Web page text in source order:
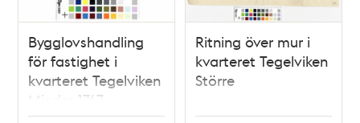
Bygglovshandling
för fastighet i
kvarteret Tegelviken
Mindre 1767
Ritning över mur i
kvarteret Tegelviken
Större